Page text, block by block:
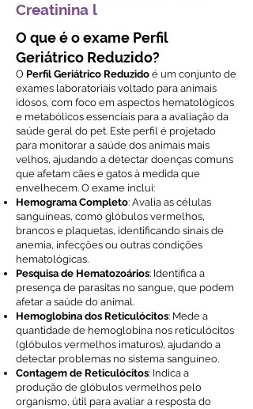
Creatinina l
O que é o exame Perfil
Geriátrico Reduzido?
O Perfil Geriátrico Reduzido é um conjunto de
exames laboratoriais voltado para animais
idosos, com foco em aspectos hematológicos
e metabólicos essenciais para a avaliação da
saúde geral do pet. Este perfil é projetado
para monitorar a saúde dos animais mais
velhos, ajudando a detectar doenças comuns
que afetam cães e gatos à medida que
envelhecem. O exame inclui:
Hemograma Completo: Avalia as células
sanguíneas, como glóbulos vermelhos,
brancos e plaquetas, identificando sinais de
anemia, infecções ou outras condições
hematológicas.
Pesquisa de Hematozoários: Identifica a
presença de parasitas no sangue, que podem
afetar a saúde do animal.
Hemoglobina dos Reticulócitos: Mede a
quantidade de hemoglobina nos reticulócitos
(glóbulos vermelhos imaturos), ajudando a
detectar problemas no sistema sanguíneo.
Contagem de Reticulócitos: Indica a
produção de glóbulos vermelhos pelo
organismo, útil para avaliar a resposta do